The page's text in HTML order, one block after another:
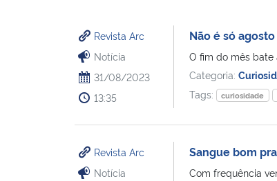
Revista Arc
Notícia
31/08/2023
13:35
Não é só
O fim do mês bate
Categoria:
Tags:
curiosidade
Revista Arc
Notícia
Sangue bom
Com frequência